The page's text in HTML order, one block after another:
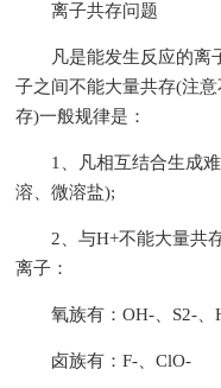
离子共存问题
凡是能发生反应的离子
子之间不能大量共存(注
存)一般规律是：
1、凡相互结合生成难
溶、微溶盐);
2、与H+不能大量共存
离子：
氧族有：OH-、S2-、
卤族有：F-、ClO-